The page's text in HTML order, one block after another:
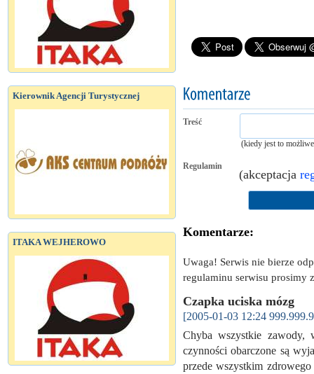
Kierownik Agencji Turystycznej
ITAKA WEJHEROWO
Treść
(kiedy jest to
Regulamin
(akceptacja
Komentarze:
Uwaga! Serwis nie bierze
regulaminu serwisu prosimy
Czapka uciska mózg
[2005-01-03 12:24
Chyba wszystkie
czynności obarczone są
przede wszystkim